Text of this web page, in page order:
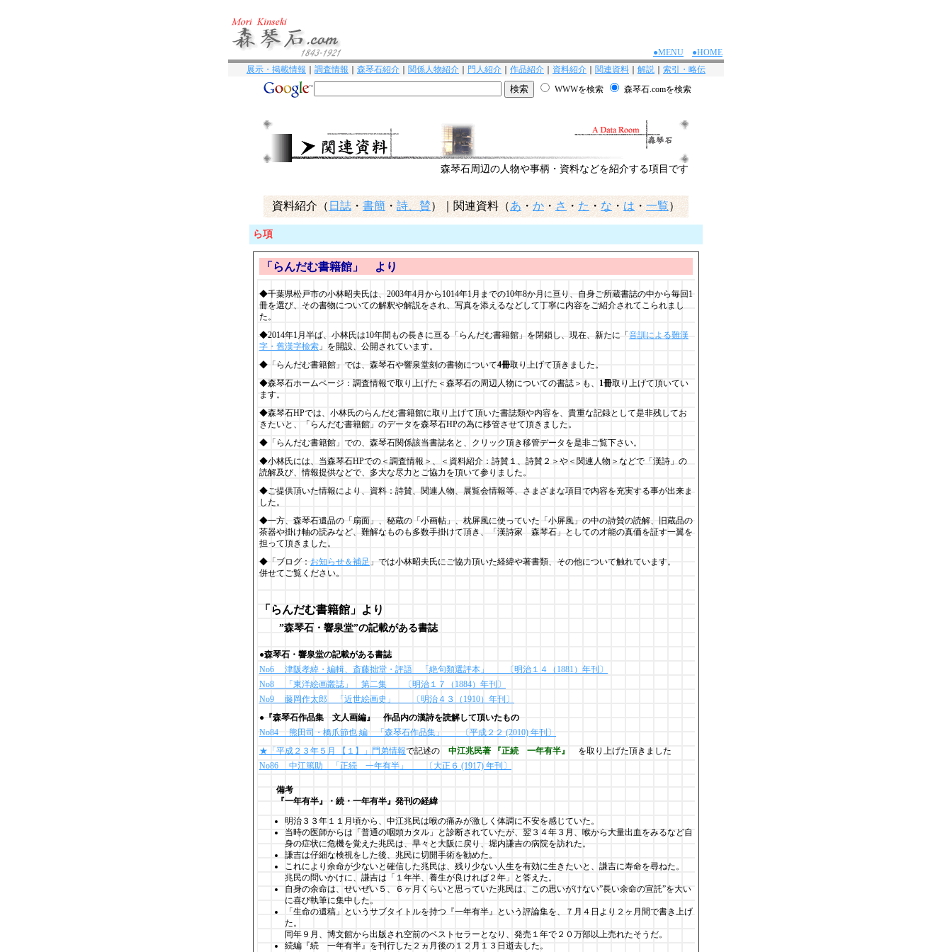
●MENU
●HOME
展示・掲載情報
調査情報 森琴石紹介 関係人物紹介 門人紹介 作品紹介 資料紹介 関連資料 解説
索引・略伝
WWWを検索
森琴石.comを検索
森琴石周辺の人物や事柄・資料などを紹介する項目です
資料紹介（日誌・書簡 ・詩、賛）｜関連資料（あ・か・さ・ た・な・は・一覧）
ら項
「らんだむ書籍館」 より
◆千葉県松戸市の小林昭夫氏は、2003年4月から1014年1月までの10年8か月に亘り、自身ご所蔵書誌の中から毎回1
冊を選び、その書物についての解釈や解説をされ、写真を添えるなどして丁寧に内容をご紹介されてこられまし
た。
◆2014年1月半ば、小林氏は10年間もの長きに亘る「らんだむ書籍館」を閉鎖し、現在、新たに「 音訓による難漢
字・舊漢字檢索 」を開設、公開されています。
◆「らんだむ書籍館」では、森琴石や響泉堂刻の書物について4冊取り上げて頂きました。
◆森琴石ホームページ：調査情報で取り上げた＜森琴石の周辺人物についての書誌＞も、 1冊取り上げて頂いてい
ます。
◆森琴石HPでは、小林氏のらんだむ書籍館に取り上げて頂いた書誌類や内容を、貴重な記録として是非残してお
きたいと、「らんだむ書籍館」のデータを森琴石HPの為に移管させて頂きました。
◆「らんだむ書籍館」での、森琴石関係該当書誌名と、クリック頂き移管データを是非ご覧下さい。
◆小林氏には、当森琴石HPでの＜調査情報＞、＜資料紹介：詩賛１、詩賛２＞や＜関連人物＞などで「漢詩」の
読解及び、情報提供などで、多大な尽力とご協力を頂いて参りました。
◆ご提供頂いた情報により、資料：詩賛、関連人物、展覧会情報等、さまざまな項目で内容を充実する事が出来ま
した。
◆一方、森琴石遺品の「扇面」、秘蔵の「小画帖」、枕屏風に使っていた「小屏風」の中の詩賛の読解、旧蔵品の
茶器や掛け軸の読みなど、難解なものも多数手掛けて頂き、「漢詩家 森琴石」としての才能の真価を証す一翼を
担って頂きました。
◆「ブログ： お知らせ＆補足 」では小林昭夫氏にご協力頂いた経緯や著書類、その他について触れています。
併せてご覧ください。
「らんだむ書籍館」より
”森琴石・響泉堂”の記載がある書誌
●森琴石・響泉堂の記載がある書誌
No6 津阪孝綽・編輯、斎藤拙堂・評語 「絶句類選評本」 〔明治１４（1881）年刊〕
No8 「東洋絵画叢誌」 第二集 〔明治１７（1884）年刊〕
No9 藤岡作太郎 「近世絵画史」 〔明治４３（1910）年刊〕
●『森琴石作品集 文人画編』 作品内の漢詩を読解して頂いたもの
No84 熊田司・橋爪節也 編 「森琴石作品集」 〔平成２２ (2010) 年刊〕
★「平成２３年５月 【１】」門弟情報で記述の 中江兆民著 『正続 一年有半』
を取り上げた頂きました
No86 中江篤助 「正続 一年有半」 〔大正６ (1917) 年刊〕
備考
『一年有半』・続・一年有半』発刊の経緯
明治３３年１１月頃から、中江兆民は喉の痛みが激しく体調に不安を感じていた。
当時の医師からは「普通の咽頭カタル」と診断されていたが、翌３４年３月、喉から大量出血をみるなど自
身の症状に危機を覚えた兆民は、早々と大阪に戻り、堀内謙吉の病院を訪れた。
謙吉は仔細な検視をした後、兆民に切開手術を勧めた。
これにより余命が少ないと確信した兆民は、残り少ない人生を有効に生きたいと、謙吉に寿命を尋ねた。
兆民の問いかけに、謙吉は「１年半、養生が良ければ２年」と答えた。
自身の余命は、せいぜい５、６ヶ月くらいと思っていた兆民は、この思いがけない”長い余命の宣託”を大い
に喜び執筆に集中した。
「生命の遺稿」というサブタイトルを持つ『一年有半』という評論集を、７月４日より２ヶ月間で書き上げ
た。
同年９月、博文館から出版され空前のベストセラーとなり、発売１年で２０万部以上売れたそうだ。
続編『続 一年有半』を刊行した２ヵ月後の１２月１３日逝去した。